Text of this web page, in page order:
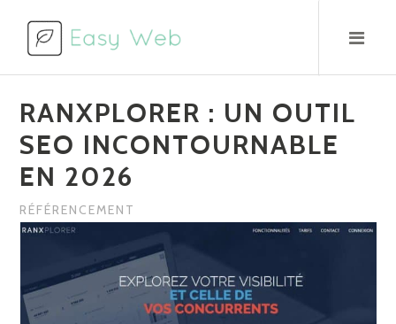
contenu
RANXPLORER : UN OUTIL
SEO INCONTOURNABLE
EN 2026
RÉFÉRENCEMENT